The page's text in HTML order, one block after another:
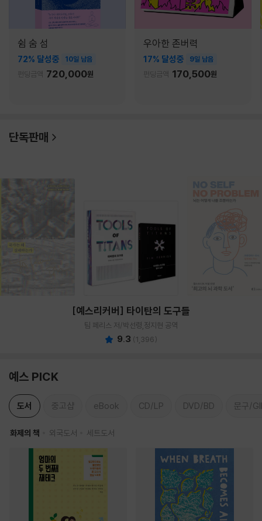
쉼 숨 섬
72% 달성중 10일 남음
펀딩금액 720,000원
우아한 존버력
17% 달성중 9일 남음
펀딩금액 170,500원
단독판매
[예스리커버] 타이탄의 도구들
팀 페리스 저/박선령,정지현 공역
9.3 (1,396)
예스 PICK
도서 중고샵 eBook CD/LP DVD/BD 문구/
화제의 책 외국도서 세트도서